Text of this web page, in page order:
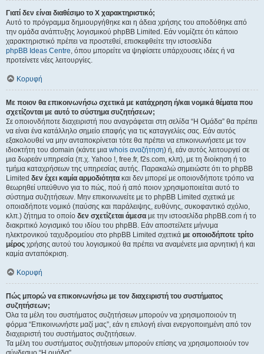
Γιατί δεν είναι διαθέσιμο το Χ χαρακτηριστικό;
Αυτό το πρόγραμμα δημιουργήθηκε και η άδεια χρήσης του αποδόθηκε από
την ομάδα ανάπτυξης λογισμικού phpBB Limited. Εάν νομίζετε ότι κάποιο
χαρακτηριστικό πρέπει να προστεθεί, επισκεφθείτε την ιστοσελίδα
phpBB Ideas Centre, όπου μπορείτε να ψηφίσετε υπάρχουσες ιδέες ή να
προτείνετε νέες λειτουργίες.
Κορυφή
Με ποιον θα επικοινωνήσω σχετικά με κατάχρηση ή/και νομικά θέματα που
σχετίζονται με αυτό το σύστημα συζητήσεων;
Σε οποιονδήποτε διαχειριστή που αναγράφεται στη σελίδα “Η Ομάδα” θα πρέπει
να είναι ένα κατάλληλο σημείο επαφής για τις καταγγελίες σας. Εάν αυτός
εξακολουθεί να μην ανταποκρίνεται τότε θα πρέπει να επικοινωνήσετε με τον
ιδιοκτήτη του domain (κάντε μια whois αναζήτηση) ή, εάν αυτός λειτουργεί σε
μια δωρεάν υπηρεσία (π.χ. Yahoo !, free.fr, f2s.com, κλπ), με τη διοίκηση ή το
τμήμα καταχρήσεων της υπηρεσίας αυτής. Παρακαλώ σημειώστε ότι το phpBB
Limited δεν έχει καμία αρμοδιότητα και δεν μπορεί με οποιονδήποτε τρόπο να
θεωρηθεί υπεύθυνο για το πώς, πού ή από ποιον χρησιμοποιείται αυτό το
σύστημα συζητήσεων. Μην επικοινωνείτε με το phpBB Limited σχετικά με
οποιαδήποτε νομικό (παύσης και παράλειψης, ευθύνης, συκοφαντικό σχόλιο,
κλπ.) ζήτημα το οποίο δεν σχετίζεται άμεσα με την ιστοσελίδα phpBB.com ή το
διακριτικό λογισμικό του ιδίου του phpBB. Εάν αποστείλετε μήνυμα
ηλεκτρονικού ταχυδρομείου στο phpBB Limited σχετικά με οποιοδήποτε τρίτο
μέρος χρήσης αυτού του λογισμικού θα πρέπει να αναμένετε μια αρνητική ή και
καμία ανταπόκριση.
Κορυφή
Πώς μπορώ να επικοινωνήσω με τον διαχειριστή του συστήματος
συζητήσεων;
Όλα τα μέλη του συστήματος συζητήσεων μπορούν να χρησιμοποιούν τη
φόρμα “Επικοινωνήστε μαζί μας”, εάν η επιλογή είναι ενεργοποιημένη από τον
διαχειριστή του συστήματος συζητήσεων.
Τα μέλη του συστήματος συζητήσεων μπορούν επίσης να χρησιμοποιούν τον